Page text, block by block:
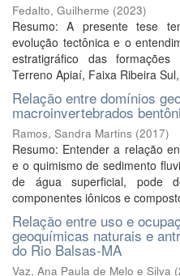
Fedalto, Guilherme (2023)
Resumo: A presente tese
evolução tectônica e o
estratigráfico das
Terreno Apiaí, Faixa Ribeira
Relação entre domínios
macroinvertebrados
Ramos, Sandra Martins (2017)
Resumo: Entender a relação
e o quimismo de sedimento
de água superficial, pode
componentes iônicos e
Relação entre uso e
geoquímicas naturais e
do Rio Balsas-MA
Vaz, Ana Paula de Melo e Silva (